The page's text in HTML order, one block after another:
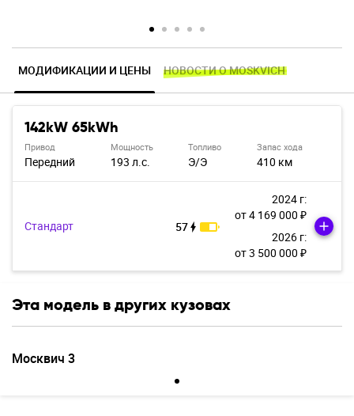
МОДИФИКАЦИИ И ЦЕНЫ НОВОСТИ О MOSKVICH
142kW 65kWh
Привод
Передний
Мощность
193 л.с.
Топливо
Э/э
Запас хода
410 км
Стандарт 57
2024 г:
от4 169 000 ₽
2026 г:
от3 500 000 ₽
Эта модель в других кузовах
Москвич 3